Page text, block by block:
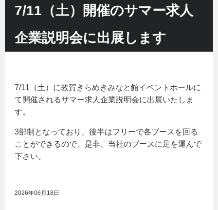
7/11（土）開催のサマー求人
企業説明会に出展します
7/11（土）に敦賀きらめきみなと館イベントホールに
て開催されるサマー求人企業説明会に出展いたしま
す。
3部制となっており、後半はフリーで各ブースを回る
ことができるので、是非、当社のブースに足を運んで
下さい。
2026年06月18日